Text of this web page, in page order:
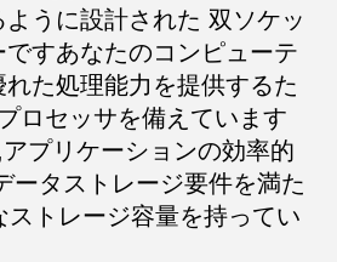
うに設計された 双ソケッ
ですあなたのコンピューテ
れた処理能力を提供するた
ロセッサを備えています
プリケーションの効率的
ータストレージ要件を満た
ストレージ容量を持ってい